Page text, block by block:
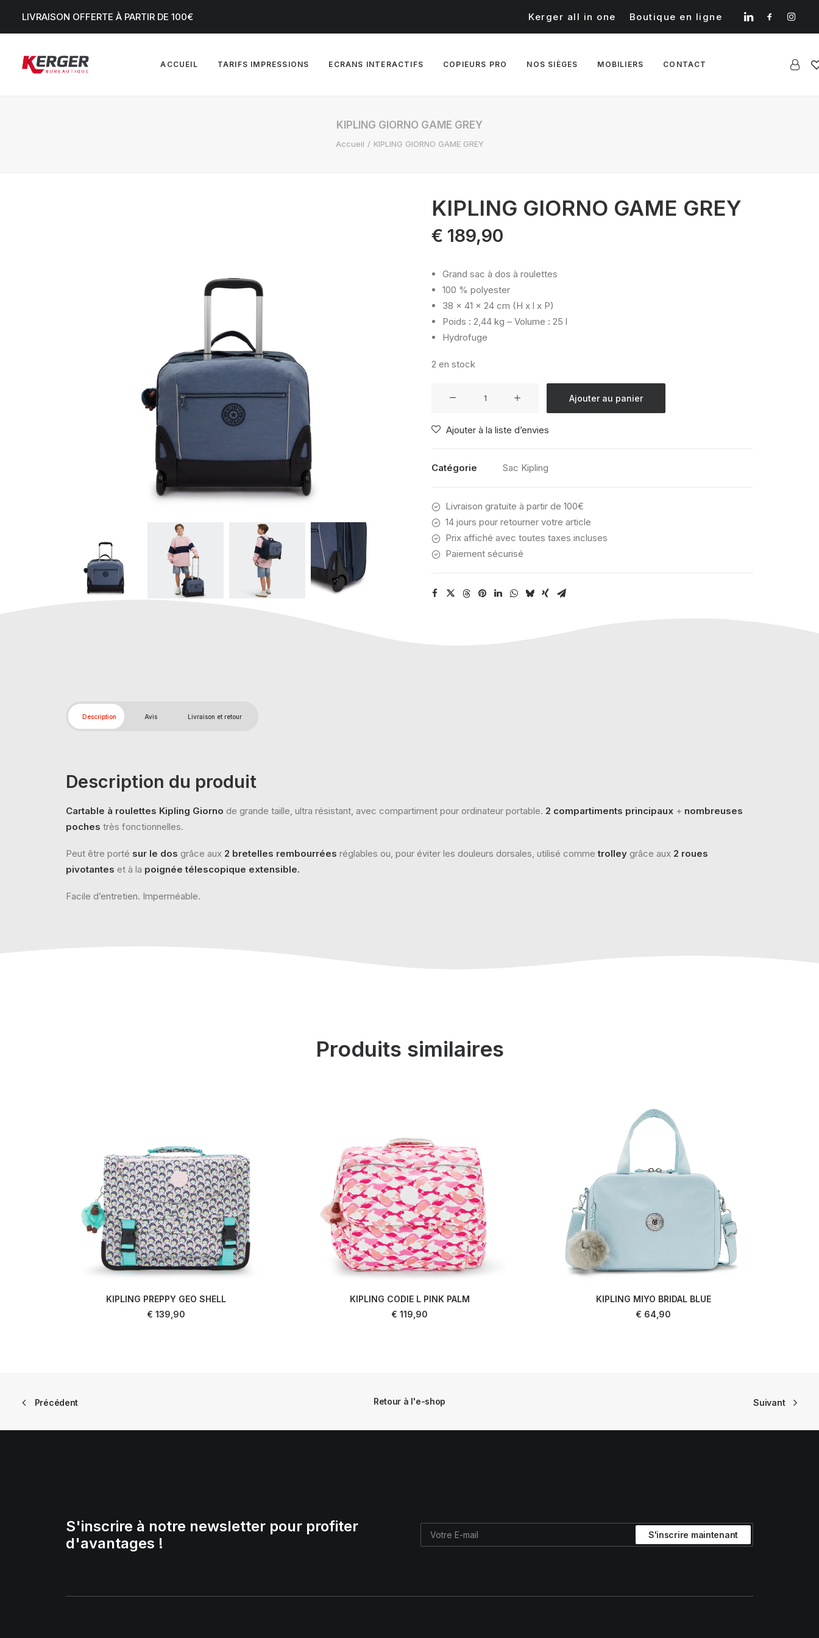
LIVRAISON OFFERTE À PARTIR DE 100€ Kerger all in one Boutique en ligne
ACCUEIL TARIFS IMPRESSIONS ECRANS INTERACTIFS COPIEURS PRO NOS SIÈGES MOBILIERS CONTACT
KIPLING GIORNO GAME GREY
Accueil KIPLING GIORNO GAME GREY
KIPLING GIORNO GAME GREY
€ 189,90
Grand sac à dos à roulettes
100 % polyester
38 x 41 x 24 cm (H x l x P)
Poids : 2,44 kg – Volume : 25 l
Hydrofuge
2 en stock
GIORNO
GREY
Ajouter au panier
Ajouter à la liste d’envies
Catégorie Sac Kipling
Livraison gratuite à partir de 100€
14 jours pour retourner votre article
Prix affiché avec toutes taxes incluses
Paiement sécurisé
Description Avis Livraison et retour
Description du produit
Cartable à roulettes Kipling Giorno de grande taille, ultra résistant, avec compartiment pour ordinateur portable. 2 compartiments principaux + nombreuses
poches très fonctionnelles.
Peut être porté sur le dos grâce aux 2 bretelles rembourrées réglables ou, pour éviter les douleurs dorsales, utilisé comme trolley grâce aux 2 roues
pivotantes et à la poignée télescopique extensible.
Facile d’entretien. Imperméable.
Produits similaires
KIPLING PREPPY GEO SHELL
€ 139,90
KIPLING CODIE L PINK PALM
€ 119,90
KIPLING MIYO BRIDAL BLUE
€ 64,90
Précédent Retour à l'e-shop Suivant
S'inscrire à notre newsletter pour profiter
d'avantages !